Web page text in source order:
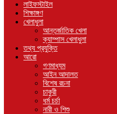
লাইফস্টাইল
শিক্ষাঙ্গণ
খেলাধুলা
আন্তর্জাতিক খেলা
ক্যাম্পাস খেলাধুলা
তথ্য প্রযুক্তি
আরো
গণমাধ্যম
আইন আদালত
বিশেষ রচনা
চাকুরী
ধর্ম চর্চা
নারী ও শিশু